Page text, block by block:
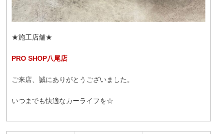
★施工店舗★
PRO SHOP八尾店
ご来店、誠にありがとうございました。
いつまでも快適なカーライフを☆